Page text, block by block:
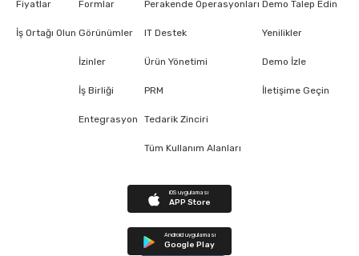
Fiyatlar
İş Ortağı Olun
Formlar
Görünümler
İzinler
İş Birliği
Entegrasyon
Perakende Operasyonları
IT Destek
Ürün Yönetimi
PRM
Tedarik Zinciri
Tüm Kullanım Alanları
Demo Talep Edin
Yenilikler
Demo İzle
İletişime Geçin
iOS uygulaması
APP Store
Android uygulaması
Google Play